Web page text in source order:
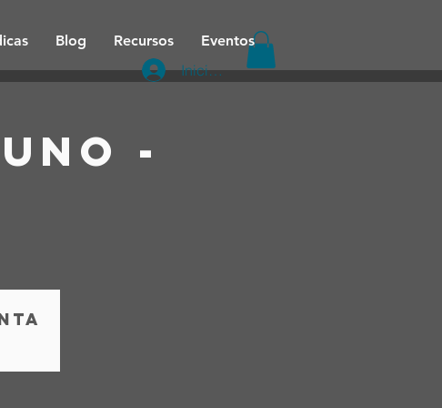
Blog Recursos Eventos
Iniciar sesión
-